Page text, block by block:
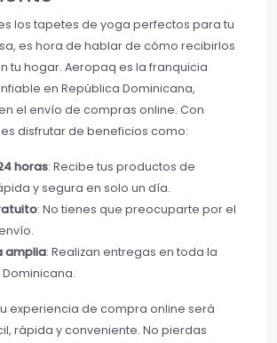
los tapetes de yoga perfectos para tu
es hora de hablar de cómo recibirlos
tu hogar. Aeropaq es la franquicia
en República Dominicana,
el envío de compras online. Con
disfrutar de beneficios como:
horas: Recibe tus productos de
y segura en solo un día.
: No tienes que preocuparte por el
amplia: Realizan entregas en toda la
experiencia de compra online será
rápida y conveniente. No pierdas